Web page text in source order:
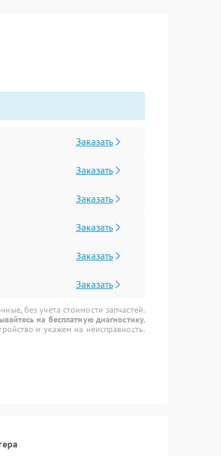
Заказать
Заказать
Заказать
Заказать
Заказать
Заказать
без учета стоимости запчастей.
на бесплатную диагностику.
и укажем на неисправность.